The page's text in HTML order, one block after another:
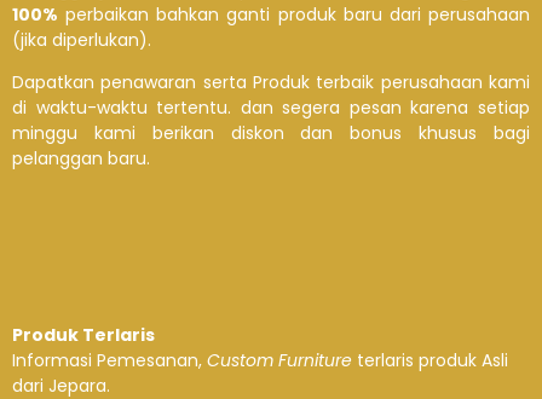
100% perbaikan bahkan ganti produk baru dari perusahaan
(jika diperlukan).
Dapatkan penawaran serta Produk terbaik perusahaan kami
di waktu-waktu tertentu. dan segera pesan karena setiap
minggu kami berikan diskon dan bonus khusus bagi
pelanggan baru.
Produk Terlaris
Informasi Pemesanan, Custom Furniture terlaris produk Asli
dari Jepara.